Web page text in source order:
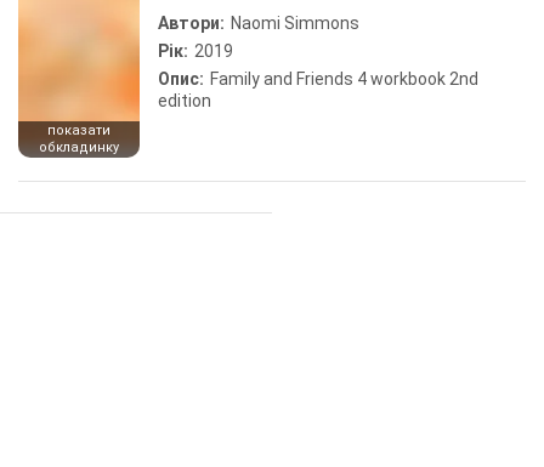
показати
обкладинку
Автори: Naomi Simmons
Рік: 2019
Опис: Family and Friends 4 workbook 2nd
edition